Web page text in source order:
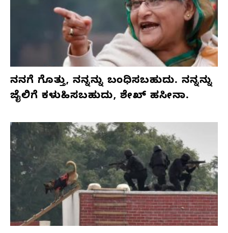
ನನಗೆ ಗೊತ್ತು, ನನ್ನನ್ನು ಬಂಧಿಸಬಹುದು. ನನ್ನನ್ನು
ಜೈಲಿಗೆ ಕಳುಹಿಸಬಹುದು, ಶೇಖ್ ಹಸೀನಾ.